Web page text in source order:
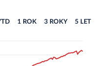
1 ROK 3 ROKY 5 LET